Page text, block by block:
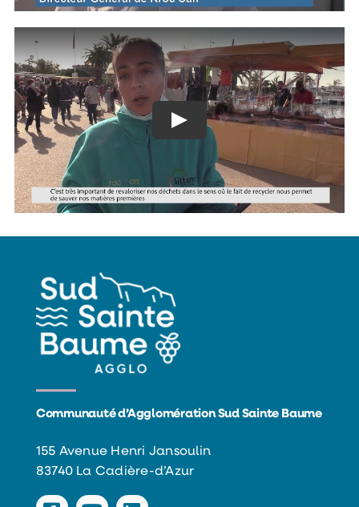
Communauté d’Agglomération Sud Sainte Baume
155 Avenue Henri Jansoulin
83740 La Cadière-d’Azur